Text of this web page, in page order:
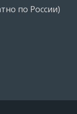
по России)